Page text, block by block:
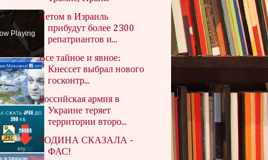
Playing
Летом в Израиль
прибудут более 2300
репатриантов и...
Все тайное и явное:
Кнессет выбрал нового
госконтр...
Российская армия в
Украине теряет
территории второ...
РОДИНА СКАЗАЛА -
ФАС!